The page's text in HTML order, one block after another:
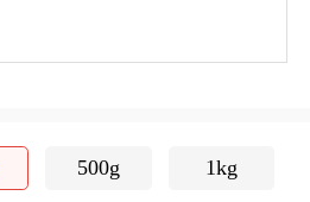
500g 1kg